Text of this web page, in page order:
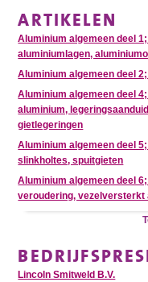
ARTIKELEN
Aluminium algemeen deel
aluminiumlagen,
Aluminium algemeen deel
Aluminium algemeen deel
aluminium,
gietlegeringen
Aluminium algemeen deel
slinkholtes, spuitgieten
Aluminium algemeen deel
veroudering, vezelversterkt
Lincoln Smitweld B.V.